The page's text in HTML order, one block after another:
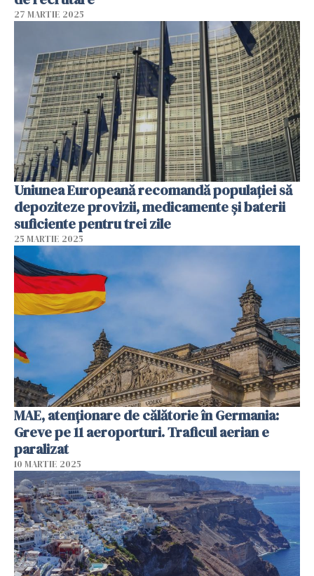
27 MARTIE 2025
Uniunea Europeană recomandă populației să
depoziteze provizii, medicamente și baterii
suficiente pentru trei zile
25 MARTIE 2025
MAE, atenționare de călătorie în Germania:
Greve pe 11 aeroporturi. Traficul aerian e
paralizat
10 MARTIE 2025